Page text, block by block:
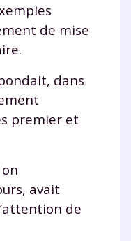
de mise
dans
premier et
avait
de